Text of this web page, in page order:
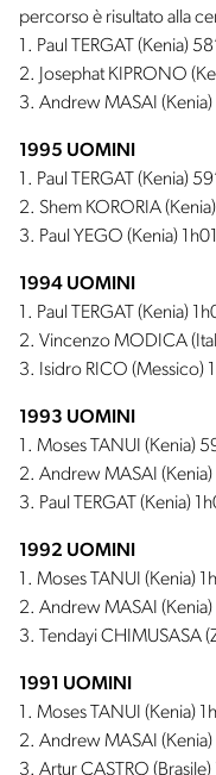
percorso è risultato alla
1. Paul TERGAT (Kenia)
2. Josephat KIPRONO
3. Andrew MASAI (Kenia)
1995 UOMINI
1. Paul TERGAT (Kenia)
2. Shem KORORIA
3. Paul YEGO (Kenia)
1994 UOMINI
1. Paul TERGAT (Kenia)
2. Vincenzo MODICA
3. Isidro RICO (Messico)
1993 UOMINI
1. Moses TANUI (Kenia)
2. Andrew MASAI (Kenia)
3. Paul TERGAT (Kenia)
1992 UOMINI
1. Moses TANUI (Kenia)
2. Andrew MASAI (Kenia)
3. Tendayi CHIMUSASA
1991 UOMINI
1. Moses TANUI (Kenia)
2. Andrew MASAI (Kenia)
3. Artur CASTRO (Brasile)